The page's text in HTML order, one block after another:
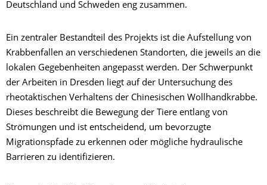
Deutschland und Schweden eng zusammen.
Ein zentraler Bestandteil des Projekts ist die Aufstellung von
Krabbenfallen an verschiedenen Standorten, die jeweils an die
lokalen Gegebenheiten angepasst werden. Der Schwerpunkt
der Arbeiten in Dresden liegt auf der Untersuchung des
rheotaktischen Verhaltens der Chinesischen Wollhandkrabbe.
Dieses beschreibt die Bewegung der Tiere entlang von
Strömungen und ist entscheidend, um bevorzugte
Migrationspfade zu erkennen oder mögliche hydraulische
Barrieren zu identifizieren.